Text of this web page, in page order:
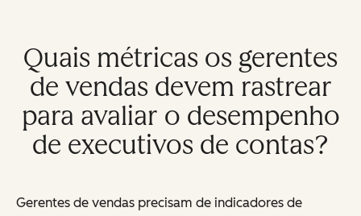
Quais métricas os gerentes
de vendas devem rastrear
para avaliar o desempenho
de executivos de contas?
Gerentes de vendas precisam de indicadores de